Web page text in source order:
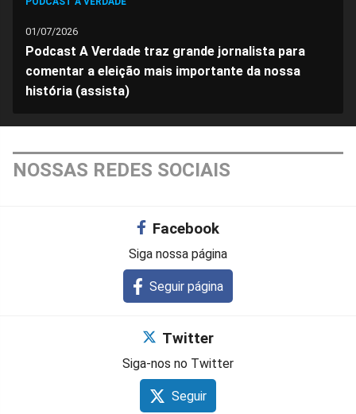
01/07/2026
Podcast A Verdade traz grande jornalista para
comentar a eleição mais importante da nossa
história (assista)
NOSSAS REDES SOCIAIS
Facebook
Siga nossa página
Seguir página
Twitter
Siga-nos no Twitter
Seguir